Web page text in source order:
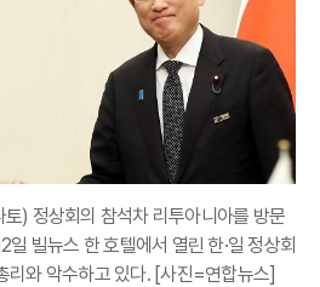
) 정상회의 참석차 리투아니아를 방문
빌뉴스 한 호텔에서 열린 한·일 정상회
리와 악수하고 있다. [사진=연합뉴스]